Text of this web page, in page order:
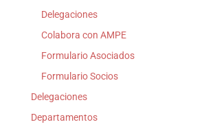
Delegaciones
Colabora con AMPE
Formulario Asociados
Formulario Socios
Delegaciones
Departamentos